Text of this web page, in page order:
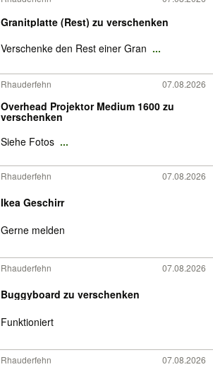
Granitplatte (Rest) zu verschenken
Verschenke den Rest einer Gran ...
Rhauderfehn 07.08.2026
Overhead Projektor Medium 1600 zu
verschenken
Siehe Fotos ...
Rhauderfehn 07.08.2026
Ikea Geschirr
Gerne melden
Rhauderfehn 07.08.2026
Buggyboard zu verschenken
Funktioniert
Rhauderfehn 07.08.2026